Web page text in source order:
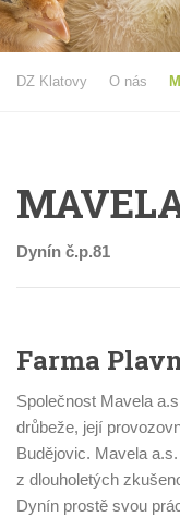
DZ Klatovy O nás
Dynín č.p.81
Farma
Společnost Mavela
drůbeže, její
Budějovic. Mavela
z dlouholetých
Dynín prostě svou